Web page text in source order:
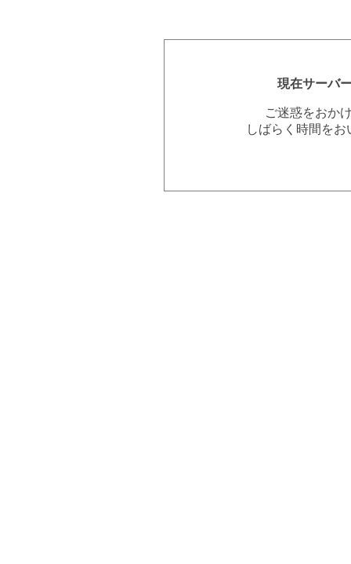
現在サーバ
ご迷惑をおか
しばらく時間を